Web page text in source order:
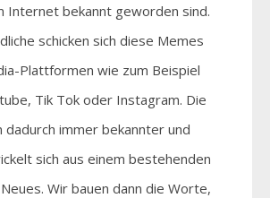
Internet bekannt geworden sind.
schicken sich diese Memes
Plattformen wie zum Beispiel
Tik Tok oder Instagram. Die
immer bekannter und
sich aus einem bestehenden
Wir bauen dann die Worte,